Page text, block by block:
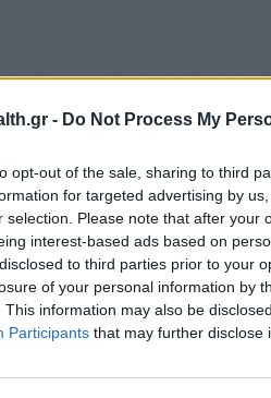
- Do Not Process My
opt-out of the sale, sharing to third
for targeted advertising by
selection. Please note that after your
interest-based ads based on
to third parties prior to your
of your personal information by
This information may also be
Participants that may further disclose